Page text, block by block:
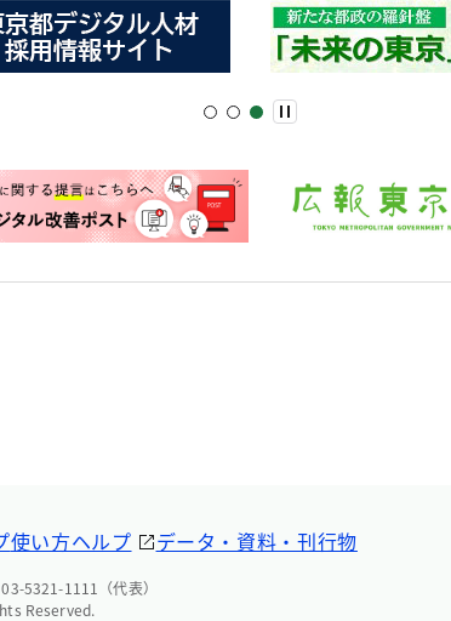
使い方ヘルプ データ・資料・刊行物
5321-1111（代表）
Reserved.